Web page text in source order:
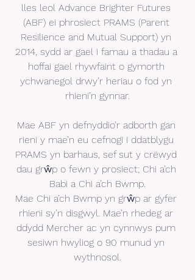
lles leol Advance Brighter Futures
(ABF) ei phrosiect PRAMS (Parent
Resilience and Mutual Support) yn
2014, sydd ar gael i famau a thadau a
hoffai gael rhywfaint o gymorth
ychwanegol drwy’r heriau o fod yn
rhieni’n gynnar.
Mae ABF yn defnyddio’r adborth gan
rieni y mae’n eu cefnogi i ddatblygu
PRAMS yn barhaus, sef sut y crëwyd
dau grŵp o fewn y prosiect; Chi a’ch
Babi a Chi a’ch Bwmp.
Mae Chi a’ch Bwmp yn grŵp ar gyfer
rhieni sy’n disgwyl. Mae’n rhedeg ar
ddydd Mercher ac yn cynnwys pum
sesiwn hwyliog o 90 munud yn
wythnosol.